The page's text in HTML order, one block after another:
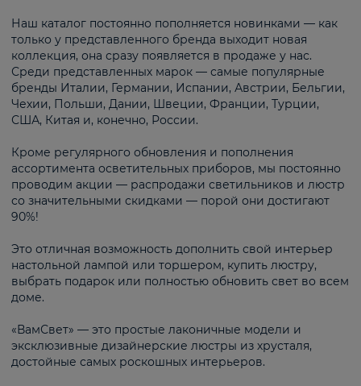
Наш каталог постоянно пополняется новинками — как
только у представленного бренда выходит новая
коллекция, она сразу появляется в продаже у нас.
Среди представленных марок — самые популярные
бренды Италии, Германии, Испании, Австрии, Бельгии,
Чехии, Польши, Дании, Швеции, Франции, Турции,
США, Китая и, конечно, России.
Кроме регулярного обновления и пополнения
ассортимента осветительных приборов, мы постоянно
проводим акции — распродажи светильников и люстр
со значительными скидками — порой они достигают
90%!
Это отличная возможность дополнить свой интерьер
настольной лампой или торшером, купить люстру,
выбрать подарок или полностью обновить свет во всем
доме.
«ВамСвет» — это простые лаконичные модели и
эксклюзивные дизайнерские люстры из хрусталя,
достойные самых роскошных интерьеров.